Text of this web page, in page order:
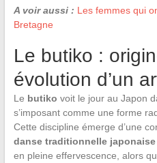
A voir aussi : Les femmes qui
Bretagne
Le butiko :
évolution d’un
Le butiko voit le jour au Japon
s’imposant comme une forme
Cette discipline émerge d’une
danse traditionnelle japonaise
en pleine effervescence, alors